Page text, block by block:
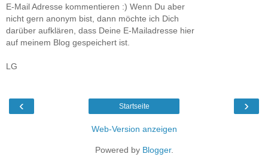
E-Mail Adresse kommentieren :) Wenn Du aber
nicht gern anonym bist, dann möchte ich Dich
darüber aufklären, dass Deine E-Mailadresse hier
auf meinem Blog gespeichert ist.
LG
‹ ›
Startseite
Web-Version anzeigen
Powered by Blogger.